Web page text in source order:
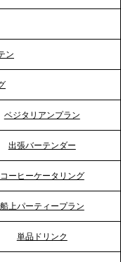
グのセカンド
食」が会話のス
してのケータ
ン
ベジタリアンプラン
出張バーテンダー
コーヒーケータリング
船上パーティープラン
単品ドリンク